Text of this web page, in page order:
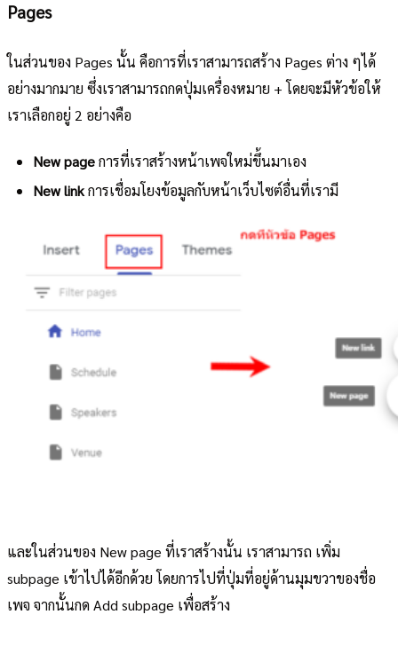
Pages
ในส่วนของ Pages นั้น คือการที่เราสามารถสร้าง Pages ต่าง ๆได้
อย่างมากมาย ซึ่งเราสามารถกดปุ่มเครื่องหมาย + โดยจะมีหัวข้อให้
เราเลือกอยู่ 2 อย่างคือ
New pageการที่เราสร้างหน้าเพจใหม่ขึ้นมาเอง
New linkการเชื่อมโยงข้อมูลกับหน้าเว็บไซต์อื่นที่เรามี
และในส่วนของ New page ที่เราสร้างนั้น เราสามารถ เพิ่ม
subpage เข้าไปได้อีกด้วย โดยการไปที่ปุ่มที่อยู่ด้านมุมขวาของชื่อ
เพจ จากนั้นกด Add subpage เพื่อสร้าง